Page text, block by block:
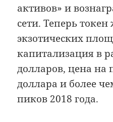
активов» и
сети. Теперь
экзотических
капитализация в
долларов, цена на
доллара и более
пиков 2018 года.